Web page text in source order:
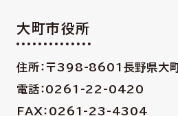
大町市役所
住所：〒398-8601 長野県大
電話：0261-22-0420
FAX：0261-23-4304